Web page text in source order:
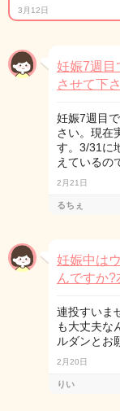
3月12日
妊娠7週目
させて下
妊娠7週目
さい。現在
す。3/31に
えているの
2月21日
るちぇ
妊娠中は
んですか
連投すいま
も大丈夫な
ルダンとお
2月20日
りい